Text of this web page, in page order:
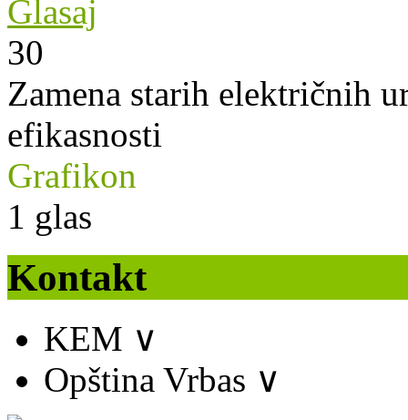
Glasaj
30
Zamena starih električnih
efikasnosti
Grafikon
1 glas
Kontakt
KEM ∨
Opština Vrbas ∨